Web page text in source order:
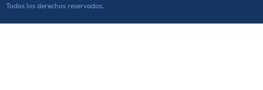
Todos los derechos reservados.